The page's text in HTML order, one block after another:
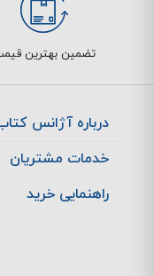
تضمین بهترین
درباره آژانس
آژانس بوک در یک نگاه
سوالات متداول
خدمات مشتریان
راهنمایی خرید